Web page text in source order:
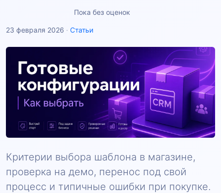
Пока без оценок
23 февраля 2026 · Статьи
Критерии выбора шаблона в магазине,
проверка на демо, перенос под свой
процесс и типичные ошибки при покупке.